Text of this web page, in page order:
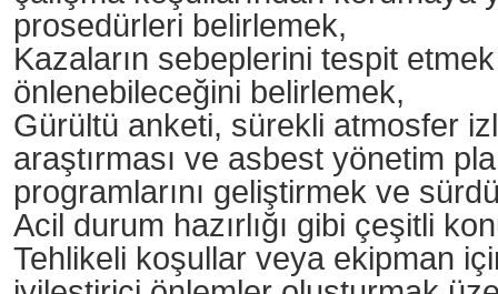
prosedürleri belirlemek,
Kazaların sebeplerini tespit
önlenebileceğini belirlemek,
Gürültü anketi, sürekli atmosfer
araştırması ve asbest yönetim
programlarını geliştirmek ve
Acil durum hazırlığı gibi çeşitli
Tehlikeli koşullar veya ekipman